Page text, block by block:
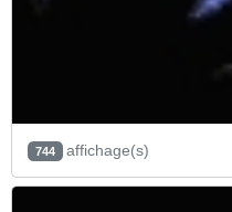
744 affichage(s)